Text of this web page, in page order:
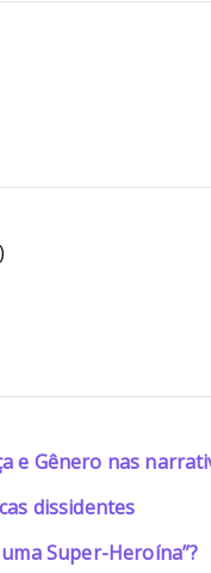
e Gênero nas
dissidentes
Super-Heroína”?